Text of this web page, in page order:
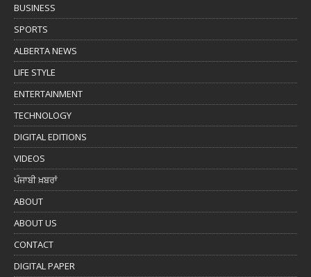
BUSINESS
SPORTS
ALBERTA NEWS
LIFE STYLE
ENTERTAINMENT
TECHNOLOGY
DIGITAL EDITIONS
VIDEOS
ਪੰਜਾਬੀ ਖ਼ਬਰਾਂ
ABOUT
ABOUT US
CONTACT
DIGITAL PAPER